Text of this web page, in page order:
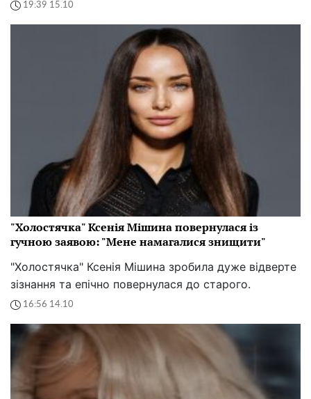
19:39 15.10
"Холостячка" Ксенія Мішина повернулася із
гучною заявою: "Мене намагалися знищити"
"Холостячка" Ксенія Мішина зробила дуже відверте
зізнання та епічно повернулася до старого.
16:56 14.10